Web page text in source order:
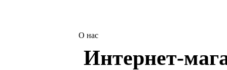
О нас
Интернет-